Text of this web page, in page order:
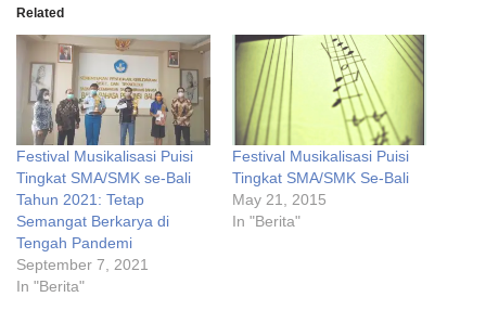
Related
Festival Musikalisasi Puisi
Tingkat SMA/SMK se-Bali
Tahun 2021: Tetap
Semangat Berkarya di
Tengah Pandemi
September 7, 2021
In "Berita"
Festival Musikalisasi Puisi
Tingkat SMA/SMK Se-Bali
May 21, 2015
In "Berita"